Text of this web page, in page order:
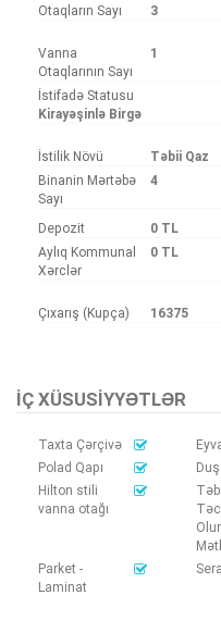
Otaqların Sayı 3
Vanna
Otaqlarının Sayı
1
İstifadə Statusu
Kirayəşinlə Birgə
İstilik Növü
Təbii Qaz
Binanin Mərtəbə
Sayı
4
Depozit
0 TL
Aylıq Kommunal
Xərclər
0 TL
Çıxarış (Kupça)
16375
İÇ XÜSUSIYYƏTLƏR
Taxta Çərçivə
Polad Qapı
Hilton stili
vanna otağı
Parket -
Laminat